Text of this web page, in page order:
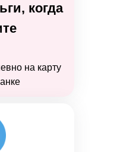
когда
на карту